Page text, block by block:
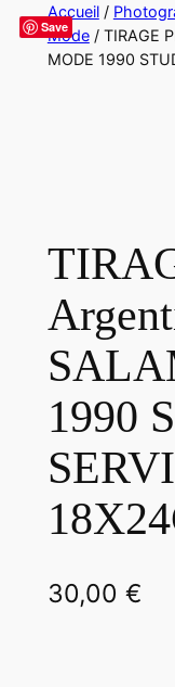
Save
Accueil/
Mode/ TIRAGE
MODE 1990
1990
30,00 €